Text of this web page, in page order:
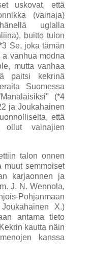
uskovat, että
(vainaja)
uglalla
buitto tulon
Se, joka tämän
a vanhua modna
mutta vanhaa
paitsi kekrinä
Suomessa
(*4
ja Joukahainen
että
vainajien
talon onnen
muut semmoiset
karjaonnen ja
J. N. Wennola,
Pohjanmaan
X.)
antama tieto
kautta näin
kanssa